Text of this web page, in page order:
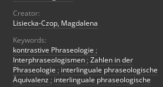
Creator:
Lisiecka-Czop, Magdalena
Keywords:
kontrastive Phraseologie ;
Interphraseologismen ; Zahlen in der
Phraseologie ; interlinguale phraseologische
Äquivalenz ; interlinguale phraseologische